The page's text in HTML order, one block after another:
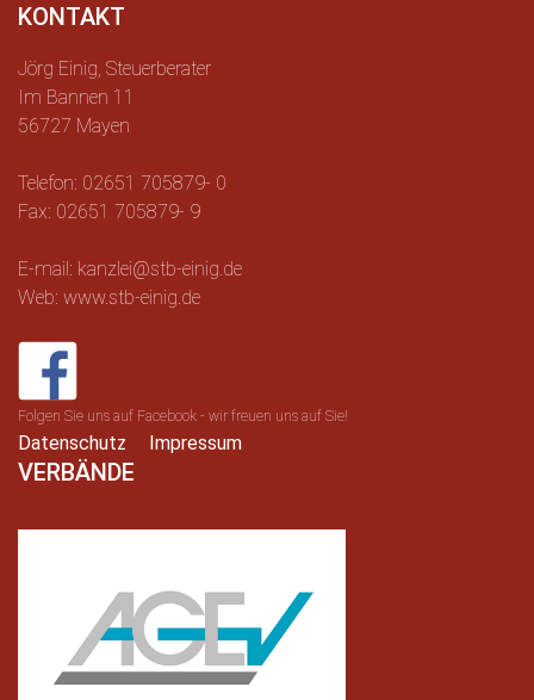
KONTAKT
Jörg Einig, Steuerberater
Im Bannen 11
56727 Mayen
Telefon: 02651 705879- 0
Fax: 02651 705879- 9
E-mail: kanzlei@stb-einig.de
Web: www.stb-einig.de
Folgen Sie uns auf Facebook - wir freuen uns auf Sie!
Datenschutz Impressum
VERBÄNDE